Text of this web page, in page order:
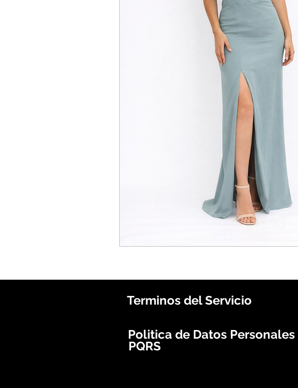
Terminos del Servicio
Politica de Datos Personales
PQRS